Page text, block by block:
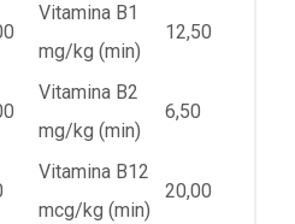
Vitamina B1
mg/kg (min)
12,50
Vitamina B2
mg/kg (min)
6,50
Vitamina B12
mcg/kg (min)
20,00